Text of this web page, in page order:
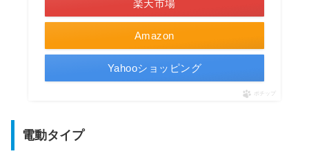
Amazon
楽天市場
Yahooショッピング
ポチップ
電動タイプ